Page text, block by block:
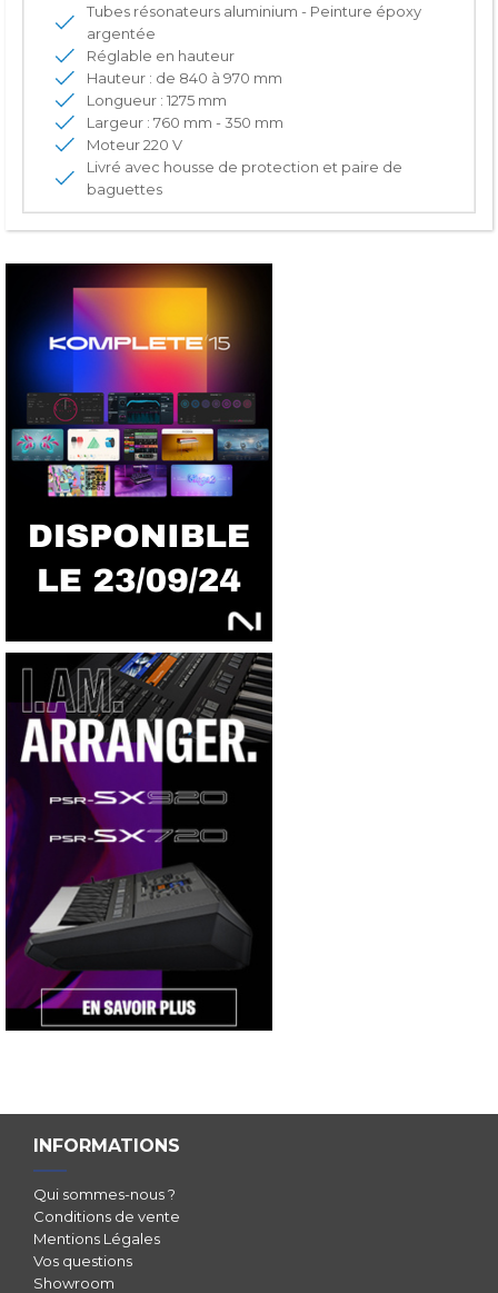
Tubes résonateurs aluminium - Peinture époxy
argentée
Réglable en hauteur
Hauteur : de 840 à 970 mm
Longueur : 1275 mm
Largeur : 760 mm - 350 mm
Moteur 220 V
Livré avec housse de protection et paire de
baguettes
INFORMATIONS
Qui sommes-nous ?
Conditions de vente
Mentions Légales
Vos questions
Showroom